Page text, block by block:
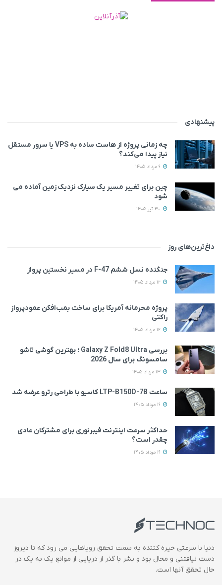
پیشنهادی
چه زمانی پروژه از هاست ساده به VPS یا سرور مستقل
نیاز پیدا می‌کند؟
چین برای تغییر مسیر یک سیارک نزدیک زمین آماده می‌
شود
داغ‌ترین‌های روز
جنگنده نسل ششم F-47 در مسیر نخستین پرواز
پروژه محرمانه آمریکا برای ساخت بمب‌افکن عمودپرواز
راکتی
بررسی Galaxy Z Fold8 Ultra ؛ بهترین گوشی تاشو
سامسونگ برای سال 2026
ساعت LTP-B150D-7B کاسیو با طراحی رترو عرضه شد
حداکثر سرعت اینترنت فیبرنوری برای مشترکان عادی
چقدر است؟
دنیا با سرعتی خیره کننده به سمت تحقق رویاهایی می رود که تا دیروز
دست نیافتنی و محال بود و بشر با گذر از دریایی از موانع یک به یک در
حال تحقق آنها است.